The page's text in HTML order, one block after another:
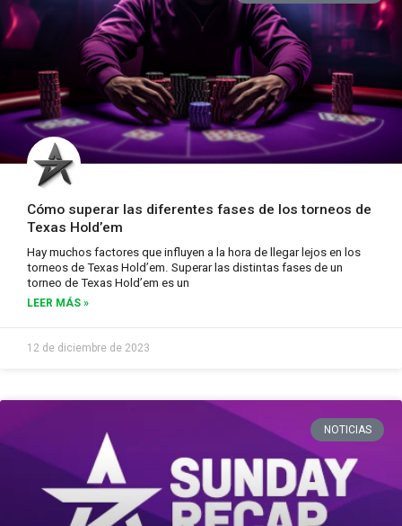
Cómo superar las diferentes fases de los torneos de
Texas Hold’em
Hay muchos factores que influyen a la hora de llegar lejos en los
torneos de Texas Hold’em. Superar las distintas fases de un
torneo de Texas Hold’em es un
LEER MÁS »
12 de diciembre de 2023
NOTICIAS